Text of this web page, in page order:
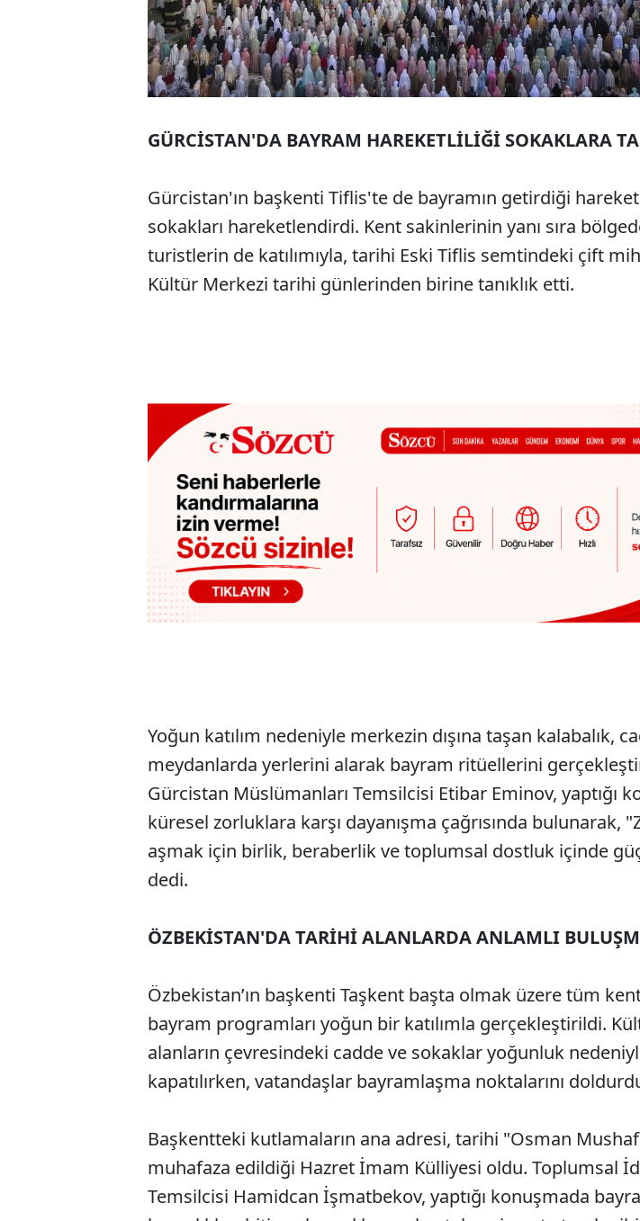
GÜRCİSTAN'DA BAYRAM HAREKETLİLİĞİ SOKAKLARA
Gürcistan'ın başkenti Tiflis'te de bayramın getirdiği
sokakları hareketlendirdi. Kent sakinlerinin yanı sıra
turistlerin de katılımıyla, tarihi Eski Tiflis semtindeki çift
Kültür Merkezi tarihi günlerinden birine tanıklık etti.
Yoğun katılım nedeniyle merkezin dışına taşan kalabalık,
meydanlarda yerlerini alarak bayram ritüellerini
Gürcistan Müslümanları Temsilcisi Etibar Eminov, yaptığı
küresel zorluklara karşı dayanışma çağrısında bulunarak,
aşmak için birlik, beraberlik ve toplumsal dostluk içinde
dedi.
ÖZBEKİSTAN'DA TARİHİ ALANLARDA ANLAMLI
Özbekistan’ın başkenti Taşkent başta olmak üzere tüm
bayram programları yoğun bir katılımla gerçekleştirildi.
alanların çevresindeki cadde ve sokaklar yoğunluk
kapatılırken, vatandaşlar bayramlaşma noktalarını
Başkentteki kutlamaların ana adresi, tarihi "Osman
muhafaza edildiği Hazret İmam Külliyesi oldu. Toplumsal
Temsilcisi Hamidcan İşmatbekov, yaptığı konuşmada